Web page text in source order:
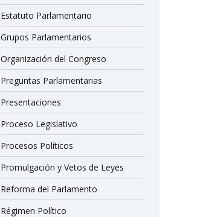
Estatuto Parlamentario
Grupos Parlamentarios
Organización del Congreso
Preguntas Parlamentarias
Presentaciones
Proceso Legislativo
Procesos Políticos
Promulgación y Vetos de Leyes
Reforma del Parlamento
Régimen Político